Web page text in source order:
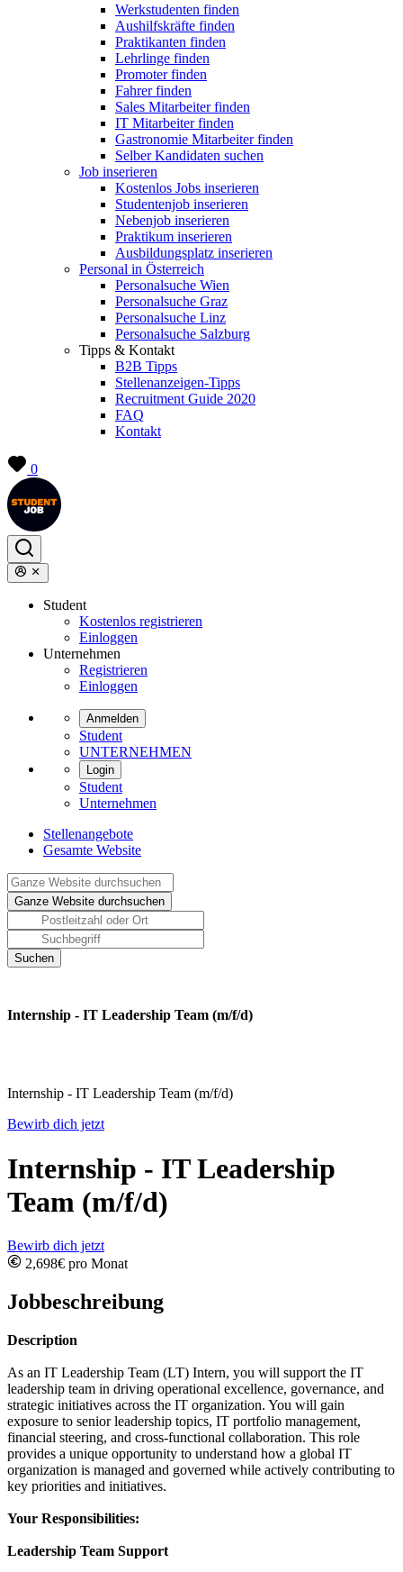
Werkstudenten finden
Aushilfskräfte finden
Praktikanten finden
Lehrlinge finden
Promoter finden
Fahrer finden
Sales Mitarbeiter finden
IT Mitarbeiter finden
Gastronomie Mitarbeiter finden
Selber Kandidaten suchen
Job inserieren
Kostenlos Jobs inserieren
Studentenjob inserieren
Nebenjob inserieren
Praktikum inserieren
Ausbildungsplatz inserieren
Personal in Österreich
Personalsuche Wien
Personalsuche Graz
Personalsuche Linz
Personalsuche Salzburg
Tipps & Kontakt
B2B Tipps
Stellenanzeigen-Tipps
Recruitment Guide 2020
FAQ
Kontakt
0
Student
Kostenlos registrieren
Einloggen
Unternehmen
Registrieren
Einloggen
Anmelden
Student
UNTERNEHMEN
Login
Student
Unternehmen
Stellenangebote
Gesamte Website
Internship - IT Leadership Team (m/f/d)
Internship - IT Leadership Team (m/f/d)
Bewirb dich jetzt
Internship - IT Leadership
Team (m/f/d)
Bewirb dich jetzt
2,698€ pro Monat
Jobbeschreibung
Description
As an IT Leadership Team (LT) Intern, you will support the IT
leadership team in driving operational excellence, governance, and
strategic initiatives across the IT organization. You will gain
exposure to senior leadership topics, IT portfolio management,
financial steering, and cross-functional collaboration. This role
provides a unique opportunity to understand how a global IT
organization is managed and governed while actively contributing to
key priorities and initiatives.
Your Responsibilities:
Leadership Team Support